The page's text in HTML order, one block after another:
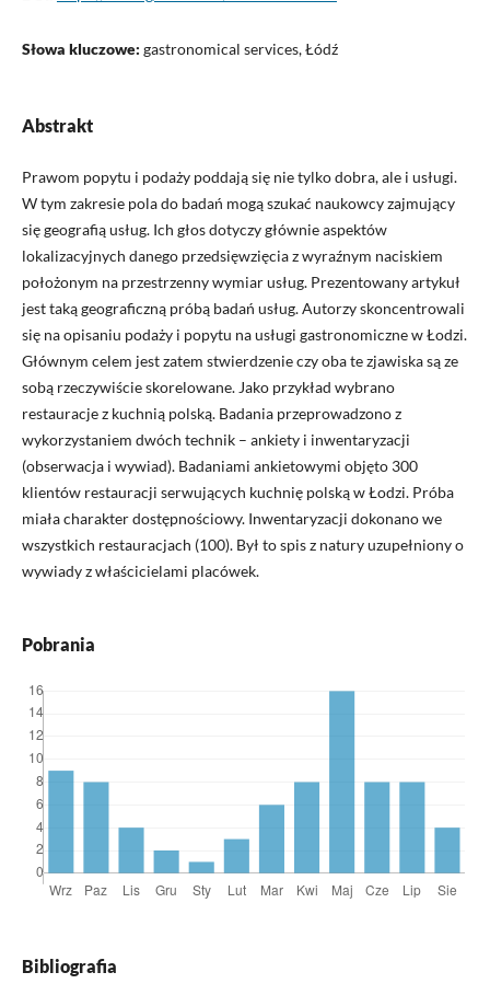
Słowa kluczowe: gastronomical services, Łódź
Abstrakt
Prawom popytu i podaży poddają się nie tylko dobra, ale i usługi.
W tym zakresie pola do badań mogą szukać naukowcy zajmujący
się geografią usług. Ich głos dotyczy głównie aspektów
lokalizacyjnych danego przedsięwzięcia z wyraźnym naciskiem
położonym na przestrzenny wymiar usług. Prezentowany artykuł
jest taką geograficzną próbą badań usług. Autorzy skoncentrowali
się na opisaniu podaży i popytu na usługi gastronomiczne w Łodzi.
Głównym celem jest zatem stwierdzenie czy oba te zjawiska są ze
sobą rzeczywiście skorelowane. Jako przykład wybrano
restauracje z kuchnią polską. Badania przeprowadzono z
wykorzystaniem dwóch technik – ankiety i inwentaryzacji
(obserwacja i wywiad). Badaniami ankietowymi objęto 300
klientów restauracji serwujących kuchnię polską w Łodzi. Próba
miała charakter dostępnościowy. Inwentaryzacji dokonano we
wszystkich restauracjach (100). Był to spis z natury uzupełniony o
wywiady z właścicielami placówek.
Pobrania
Bibliografia